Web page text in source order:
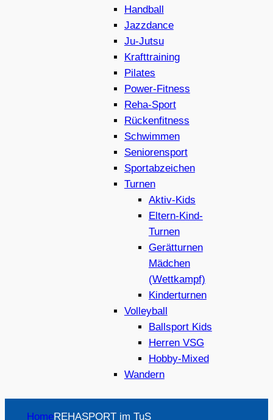
Handball
Jazzdance
Ju-Jutsu
Krafttraining
Pilates
Power-Fitness
Reha-Sport
Rückenfitness
Schwimmen
Seniorensport
Sportabzeichen
Turnen
Aktiv-Kids
Eltern-Kind-
Turnen
Gerätturnen
Mädchen
(Wettkampf)
Kinderturnen
Volleyball
Ballsport Kids
Herren VSG
Hobby-Mixed
Wandern
HomeREHASPORT im TuS